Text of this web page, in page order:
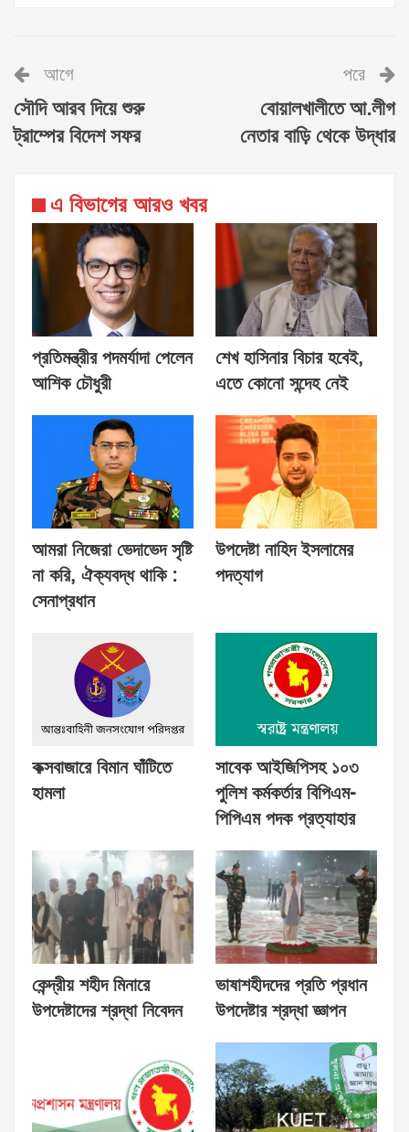
আগে
সৌদি আরব দিয়ে শুরু
ট্রাম্পের বিদেশ সফর
পরে
বোয়ালখালীতে আ.লীগ
নেতার বাড়ি থেকে উদ্ধার
এ বিভাগের আরও খবর
প্রতিমন্ত্রীর পদমর্যাদা পেলেন
আশিক চৌধুরী
শেখ হাসিনার বিচার হবেই,
এতে কোনো সন্দেহ নেই
আমরা নিজেরা ভেদাভেদ সৃষ্টি
না করি, ঐক্যবদ্ধ থাকি :
সেনাপ্রধান
উপদেষ্টা নাহিদ ইসলামের
পদত্যাগ
কক্সবাজারে বিমান ঘাঁটিতে
হামলা
সাবেক আইজিপিসহ ১০৩
পুলিশ কর্মকর্তার বিপিএম-
পিপিএম পদক প্রত্যাহার
কেন্দ্রীয় শহীদ মিনারে
উপদেষ্টাদের শ্রদ্ধা নিবেদন
ভাষাশহীদদের প্রতি প্রধান
উপদেষ্টার শ্রদ্ধা জ্ঞাপন